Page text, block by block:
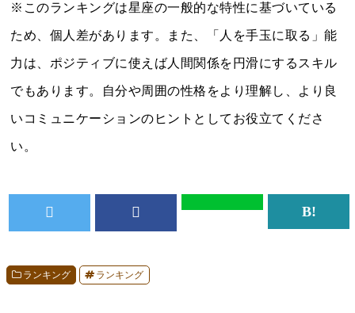
※このランキングは星座の一般的な特性に基づいている
ため、個人差があります。また、「人を手玉に取る」能
力は、ポジティブに使えば人間関係を円滑にするスキル
でもあります。自分や周囲の性格をより理解し、より良
いコミュニケーションのヒントとしてお役立てくださ
い。
ランキング ランキング